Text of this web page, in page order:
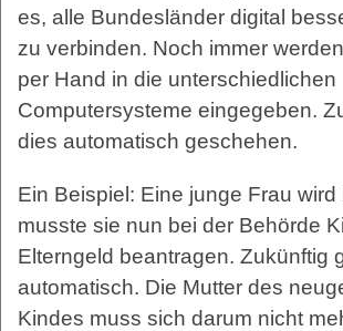
es, alle Bundesländer digital
zu verbinden. Noch immer
per Hand in die unterschiedlichen
Computersysteme eingegeben.
dies automatisch geschehen.
Ein Beispiel: Eine junge Frau wird
musste sie nun bei der Behörde
Elterngeld beantragen. Zukünftig
automatisch. Die Mutter des
Kindes muss sich darum nicht